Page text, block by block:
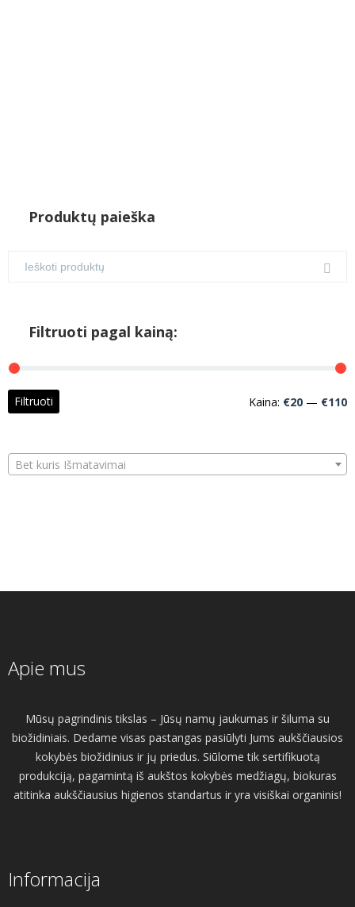
Produktų paieška
Filtruoti pagal kainą:
Filtruoti Kaina: €20 — €110
Bet kuris Išmatavimai
Apie mus
Mūsų pagrindinis tikslas – Jūsų namų jaukumas ir šiluma su
biožidiniais. Dedame visas pastangas pasiūlyti Jums aukščiausios
kokybės biožidinius ir jų priedus. Siūlome tik sertifikuotą
produkciją, pagamintą iš aukštos kokybės medžiagų, biokuras
atitinka aukščiausius higienos standartus ir yra visiškai organinis!
Informacija